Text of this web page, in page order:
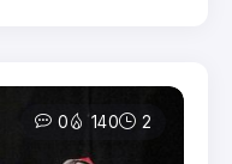
0 140 2